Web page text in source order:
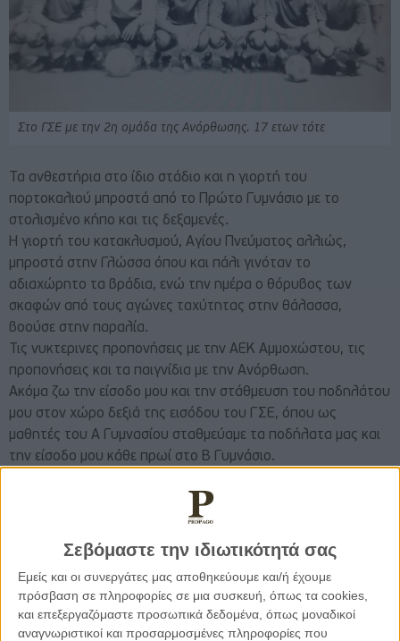
Σεβόμαστε την ιδιωτικότητά σας
Εμείς και οι συνεργάτες μας αποθηκεύουμε και/ή έχουμε
πρόσβαση σε πληροφορίες σε μια συσκευή, όπως τα cookies,
και επεξεργαζόμαστε προσωπικά δεδομένα, όπως μοναδικοί
αναγνωριστικοί και προσαρμοσμένες πληροφορίες που
Στο ΓΣΕ με την 2η ομάδα της Ανόρθωσης. 17 ετων τότε
Τα ανθεστήρια στο ίδιο στάδιο και η γιορτή του
πορτοκαλιού μπροστά από το Πρώτο Γυμνάσιο με το
στολισμένο κήπο και τις δεξαμενές.
Η γιορτή του κατακλυσμού, Αγίου Πνεύματος αλλιώς,
μπροστά στην Γλώσσα όπου και πάλι γινόταν το
αδιαχώρητο τα βράδια, ενώ την ημέρα ο θόρυβος των
σκαφών από τους αγώνες ταχύτητας στην θάλασσα,
βοούσε στην παραλία.
Τις νυκτερινες προπονήσεις με την ΑΕΚ Αμμοχώστου, τις
προπονήσεις και τα παιγνίδια με την Ανόρθωση.
Ακόμα ζω την είσοδο μου και την στάθμευση του ποδηλάτου
μου στον χώρο δεξιά της εισόδου του ΓΣΕ, όπου ως
μαθητές του Α Γυμνασίου σταθμεύαμε τα ποδήλατα μας και
την είσοδο μου κάθε πρωί στο Β Γυμνάσιο.
Θέλω να κλάψω… θέλω να βρίσω, θέλω να φωνάξω.
Όλα σήμερα ερημωμένα, οι δρόμοι χορταριασμένοι.
Διερωτώμαι κάθε τόσο αν ακόμα υπάρχει το ξύλινο ερμάρι,
στο σπίτι μου, στην οδό Πορτοκαλιας 33 , στην δεξιά πόρτα,
πάνω ψηλά που ήταν γραμμένο με πέννα “Ο Μάρκος
γεννήθηκε στις 20 Ιουλίου 1956”. Έτσι συνήθιζαν τότε. Να
γράφουν στο ερμάρι τις ημερομηνίες γέννησης των παιδιών.